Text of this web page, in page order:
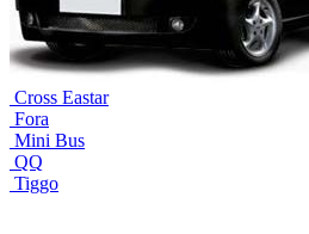
Cross Eastar
Fora
Mini Bus
QQ
Tiggo